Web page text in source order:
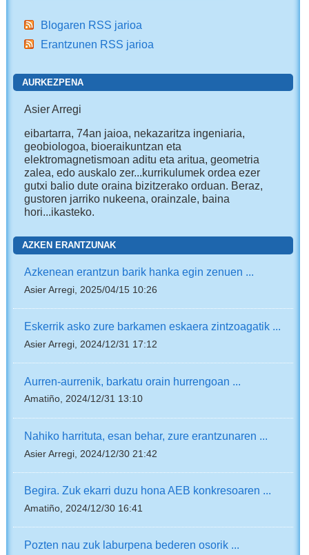
Blogaren RSS jarioa
Erantzunen RSS jarioa
AURKEZPENA
Asier Arregi
eibartarra, 74an jaioa, nekazaritza ingeniaria,
geobiologoa, bioeraikuntzan eta
elektromagnetismoan aditu eta aritua, geometria
zalea, edo auskalo zer...kurrikulumek ordea ezer
gutxi balio dute oraina bizitzerako orduan. Beraz,
gustoren jarriko nukeena, orainzale, baina
hori...ikasteko.
AZKEN ERANTZUNAK
Azkenean erantzun barik hanka egin zenuen ...
Asier Arregi, 2025/04/15 10:26
Eskerrik asko zure barkamen eskaera zintzoagatik ...
Asier Arregi, 2024/12/31 17:12
Aurren-aurrenik, barkatu orain hurrengoan ...
Amatiño, 2024/12/31 13:10
Nahiko harrituta, esan behar, zure erantzunaren ...
Asier Arregi, 2024/12/30 21:42
Begira. Zuk ekarri duzu hona AEB konkresoaren ...
Amatiño, 2024/12/30 16:41
Pozten nau zuk laburpena bederen osorik ...